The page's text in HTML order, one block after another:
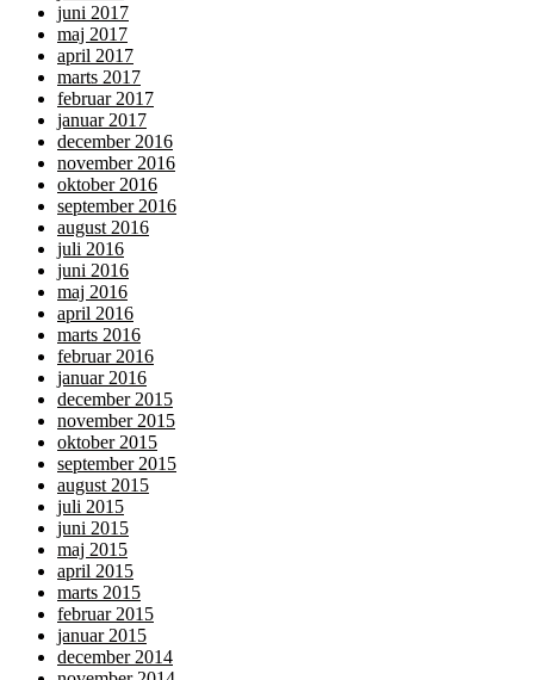
juni 2017
maj 2017
april 2017
marts 2017
februar 2017
januar 2017
december 2016
november 2016
oktober 2016
september 2016
august 2016
juli 2016
juni 2016
maj 2016
april 2016
marts 2016
februar 2016
januar 2016
december 2015
november 2015
oktober 2015
september 2015
august 2015
juli 2015
juni 2015
maj 2015
april 2015
marts 2015
februar 2015
januar 2015
december 2014